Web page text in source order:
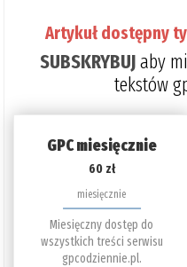
Artykuł dostępny
SUBSKRYBUJaby
tekstów
GPC miesięcznie
60 zł
miesięcznie
Miesięczny dostęp do
wszystkich treści serwisu
gpcodziennie.pl.